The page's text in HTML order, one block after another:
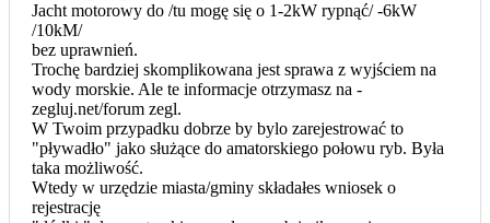
Jacht motorowy do /tu mogę się o 1-2kW rypnąć/ -6kW
/10kM/
bez uprawnień.
Trochę bardziej skomplikowana jest sprawa z wyjściem na
wody morskie. Ale te informacje otrzymasz na -
zegluj.net/forum zegl.
W Twoim przypadku dobrze by bylo zarejestrować to
"pływadło" jako służące do amatorskiego połowu ryb. Była
taka możliwość.
Wtedy w urzędzie miasta/gminy składałes wniosek o
rejestrację